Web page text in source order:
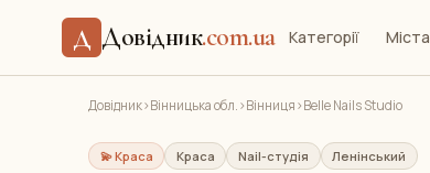
Д Довідник.com.ua Категорії Міста
Довідник›Вінницька обл.›Вінниця›Belle Nails Studio
💫 Краса Краса Nail-студія Ленінський